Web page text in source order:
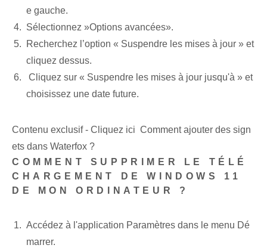
e gauche.
Sélectionnez ⁣»Options avancées».
Recherchez l’option « Suspendre les mises à jour » et
cliquez dessus.
‌ Cliquez sur « Suspendre les mises à jour jusqu'à »⁤ et
choisissez ⁣une date future.
Contenu exclusif - Cliquez ici Comment ajouter des sign
ets dans Waterfox ?
COMMENT SUPPRIMER LE TÉLÉ
CHARGEMENT DE WINDOWS 11
DE MON ORDINATEUR ?
Accédez à l'application Paramètres dans le menu Dé
marrer.